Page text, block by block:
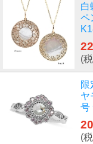
白
ペ
(
限
ヤ
号
(